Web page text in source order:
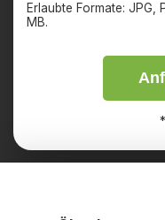
Erlaubte Formate: JPG,
MB.
*